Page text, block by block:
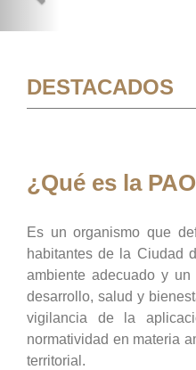
DESTACADOS
¿Qué es la
Es un organismo que
habitantes de la Ciudad
ambiente adecuado y
desarrollo, salud y
vigilancia de la
normatividad en materia
territorial.